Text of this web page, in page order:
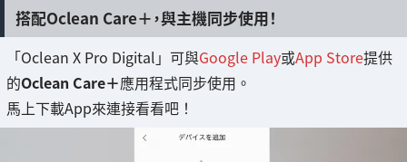
搭配Oclean Care＋，與主機同步使用！
「Oclean X Pro Digital」可與Google Play或App Store提供
的Oclean Care＋應用程式同步使用。
馬上下載App來連接看看吧！